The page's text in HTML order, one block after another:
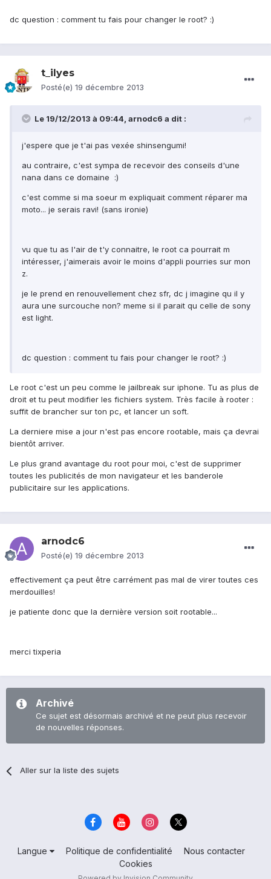
dc question : comment tu fais pour changer le root? :)
t_ilyes
Posté(e) 19 décembre 2013
Le 19/12/2013 à 09:44, arnodc6 a dit :
j'espere que je t'ai pas vexée shinsengumi!
au contraire, c'est sympa de recevoir des conseils d'une
nana dans ce domaine :)
c'est comme si ma soeur m expliquait comment réparer ma
moto... je serais ravi! (sans ironie)
vu que tu as l'air de t'y connaitre, le root ca pourrait m
intéresser, j'aimerais avoir le moins d'appli pourries sur mon
z.
je le prend en renouvellement chez sfr, dc j imagine qu il y
aura une surcouche non? meme si il parait qu celle de sony
est light.
dc question : comment tu fais pour changer le root? :)
Le root c'est un peu comme le jailbreak sur iphone. Tu as plus de
droit et tu peut modifier les fichiers system. Très facile à rooter :
suffit de brancher sur ton pc, et lancer un soft.
La derniere mise a jour n'est pas encore rootable, mais ça devrai
bientôt arriver.
Le plus grand avantage du root pour moi, c'est de supprimer
toutes les publicités de mon navigateur et les banderole
publicitaire sur les applications.
arnodc6
Posté(e) 19 décembre 2013
effectivement ça peut être carrément pas mal de virer toutes ces
merdouilles!
je patiente donc que la dernière version soit rootable...
merci tixperia
Archivé
Ce sujet est désormais archivé et ne peut plus recevoir
de nouvelles réponses.
Aller sur la liste des sujets
Langue Politique de confidentialité
Nous contacter
Cookies